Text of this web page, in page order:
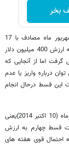
بخر
آنطور که در زمان بندی توافق دوم ژنو قید شده 26 شهریور ماه مصادف با 17
سپتامبر موعد دریافت سومین قسط 2.8 میلیارد دلاری به ارزش 400 میلیون دلار
گرفت اما از آنجایی که
درباره واریز یا عدم
این قسط درحال انجام
اما گذشته از قسط سوم باید اشاره ای داشت که 18 مهرماه (10 اکتبر 2014)یعنی
قسط چهارم به ارزش
به احتمال قوی هفته های